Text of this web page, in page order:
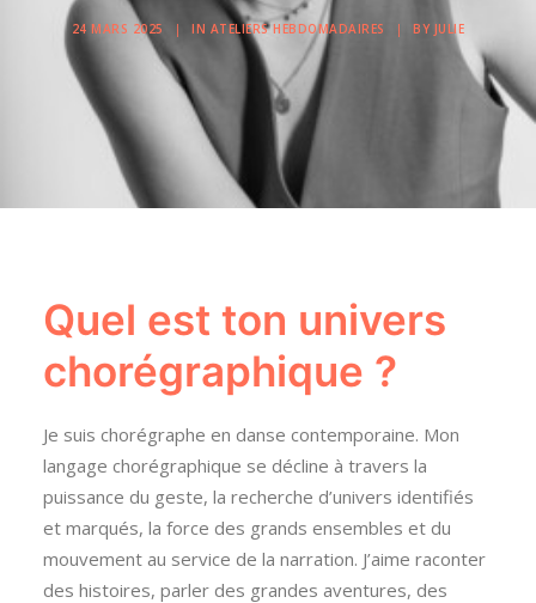
RECHERCHE
24 MARS 2025 | IN ATELIERS HEBDOMADAIRES | BY JULIE
Quel est ton univers
chorégraphique ?
Je suis chorégraphe en danse contemporaine. Mon
langage chorégraphique se décline à travers la
puissance du geste, la recherche d’univers identifiés
et marqués, la force des grands ensembles et du
mouvement au service de la narration. J’aime raconter
des histoires, parler des grandes aventures, des